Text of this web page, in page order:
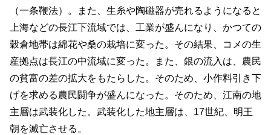
（一条鞭法）。また、生糸や陶磁器が売れるようになると
上海などの長江下流域では、工業が盛んになり、かつての
穀倉地帯は綿花や桑の栽培に変った。その結果、コメの生
産拠点は長江の中流域に変った。また、銀の流入は、農民
の貧富の差の拡大をもたらした。そのため、小作料引き下
げを求める農民闘争が盛んになった。そのため、江南の地
主層は武装化した。武装化した地主層は、17世紀、明王
朝を滅亡させる。